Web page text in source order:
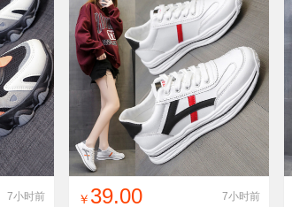
收藏
7小时前 找同款 加入铺货单 收藏
￥ 39.00 7小时前